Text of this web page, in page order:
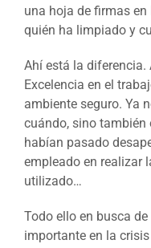
una hoja de firmas
quién ha limpiado y
Ahí está la diferencia.
Excelencia en el
ambiente seguro. Ya
cuándo, sino también
habían pasado
empleado en realizar
utilizado…
Todo ello en busca
importante en la